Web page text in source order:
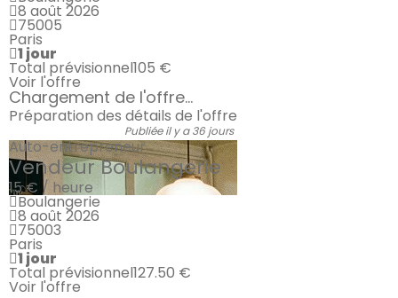
8 août 2026
75005
Paris
1 jour
Total prévisionnel105 €
Voir l'offre
Chargement de l'offre...
Préparation des détails de l'offre
Publiée il y a 36 jours
Auto-entrepreneur
Vendeur Boulangerie
15 € / heure
Boulangerie
8 août 2026
75003
Paris
1 jour
Total prévisionnel127.50 €
Voir l'offre